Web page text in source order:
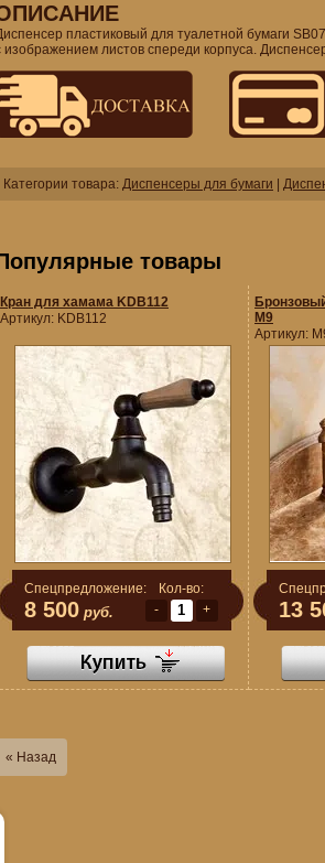
пластиковый для туалетной бумаги
изображением листов спереди корпуса.
Категории товара: Диспенсеры для бумаги
товары
Кран для хамама KDB112
Артикул: KDB112
Спецпредложение:
8 500 руб.
Кол-во:
-
+
M9
Артикул:
13
« Назад